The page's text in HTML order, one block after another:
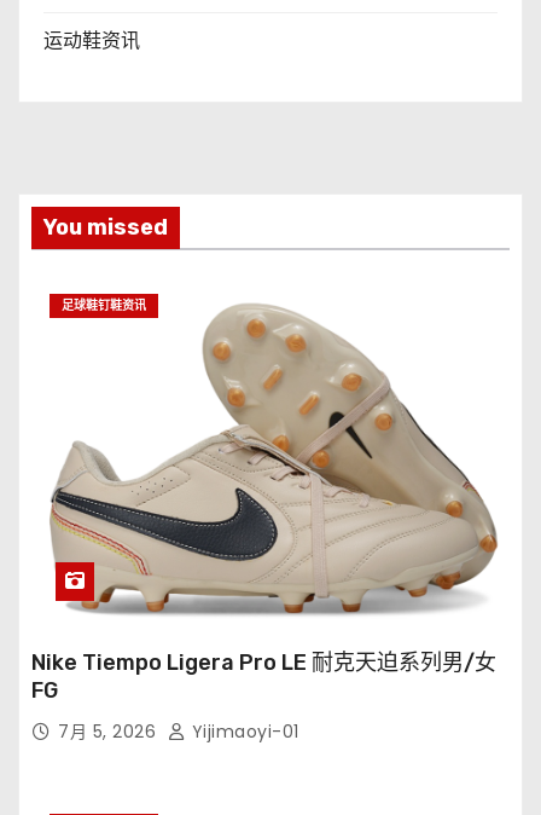
运动鞋资讯
You missed
足球鞋钉鞋资讯
Nike Tiempo Ligera Pro LE 耐克天迫系列男/女
FG
7月 5, 2026 Yijimaoyi-01